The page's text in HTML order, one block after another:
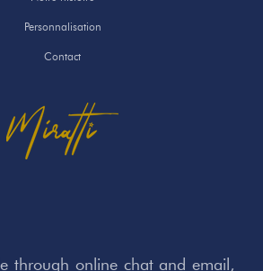
Personnalisation
Contact
through online chat and email,